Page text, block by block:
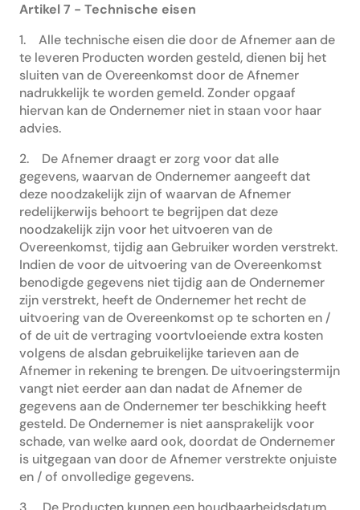
Artikel 7 - Technische eisen
1. Alle technische eisen die door de Afnemer aan de
te leveren Producten worden gesteld, dienen bij het
sluiten van de Overeenkomst door de Afnemer
nadrukkelijk te worden gemeld. Zonder opgaaf
hiervan kan de Ondernemer niet in staan voor haar
advies.
2. De Afnemer draagt er zorg voor dat alle
gegevens, waarvan de Ondernemer aangeeft dat
deze noodzakelijk zijn of waarvan de Afnemer
redelijkerwijs behoort te begrijpen dat deze
noodzakelijk zijn voor het uitvoeren van de
Overeenkomst, tijdig aan Gebruiker worden verstrekt.
Indien de voor de uitvoering van de Overeenkomst
benodigde gegevens niet tijdig aan de Ondernemer
zijn verstrekt, heeft de Ondernemer het recht de
uitvoering van de Overeenkomst op te schorten en /
of de uit de vertraging voortvloeiende extra kosten
volgens de alsdan gebruikelijke tarieven aan de
Afnemer in rekening te brengen. De uitvoeringstermijn
vangt niet eerder aan dan nadat de Afnemer de
gegevens aan de Ondernemer ter beschikking heeft
gesteld. De Ondernemer is niet aansprakelijk voor
schade, van welke aard ook, doordat de Ondernemer
is uitgegaan van door de Afnemer verstrekte onjuiste
en / of onvolledige gegevens.